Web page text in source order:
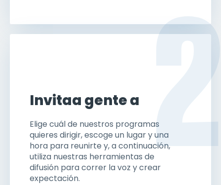
2
Invitaa gente a
Elige cuál de nuestros programas
quieres dirigir, escoge un lugar y una
hora para reunirte y, a continuación,
utiliza nuestras herramientas de
difusión para correr la voz y crear
expectación.